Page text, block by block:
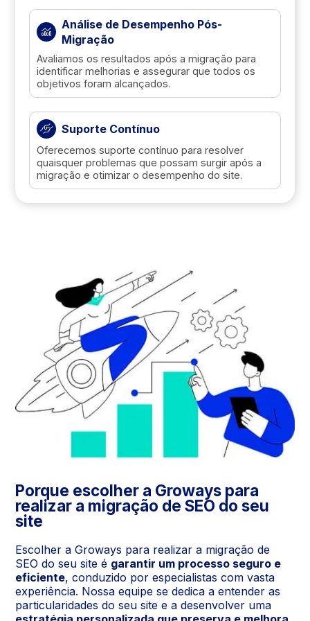
Análise de Desempenho Pós-
Migração
Avaliamos os resultados após a migração para
identificar melhorias e assegurar que todos os
objetivos foram alcançados.
Suporte Contínuo
Oferecemos suporte contínuo para resolver
quaisquer problemas que possam surgir após a
migração e otimizar o desempenho do site.
Porque escolher a Groways para
realizar a migração de SEO do seu
site
Escolher a Groways para realizar a migração de
SEO do seu site é garantir um processo seguro e
eficiente, conduzido por especialistas com vasta
experiência. Nossa equipe se dedica a entender as
particularidades do seu site e a desenvolver uma